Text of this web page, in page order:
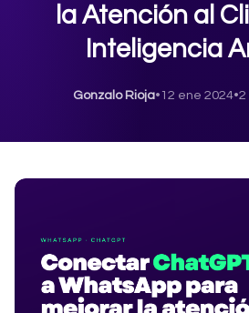
la Atención al
Inteligencia
Gonzalo Rioja• 12 ene 2024•2